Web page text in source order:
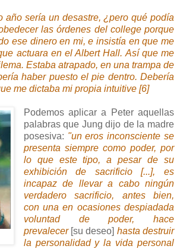
año sería un desastre, ¿pero qué podía
las órdenes del college porque
ese dinero en mi, e insistía en que me
actuara en el Albert Hall. Así que me
Estaba atrapado, en una trampa de
haber puesto el pie dentro. Debería
me dictaba mi propia intuitive [6]
Podemos aplicar a Peter aquellas
palabras que Jung dijo de la madre
posesiva: "un eros inconsciente se
presenta siempre como poder, por
lo que este tipo, a pesar de su
exhibición de sacrificio [...], es
incapaz de llevar a cabo ningún
verdadero sacrificio, antes bien,
con una en ocasiones despiadada
voluntad de poder, hace
prevalecer [su deseo] hasta destruir
la personalidad y la vida personal